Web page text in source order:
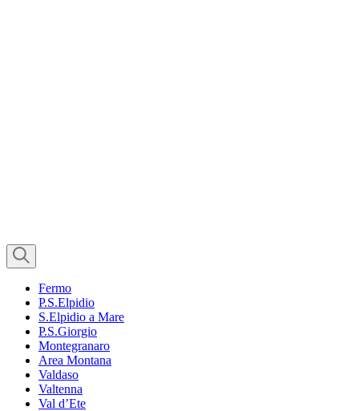
Fermo
P.S.Elpidio
S.Elpidio a Mare
P.S.Giorgio
Montegranaro
Area Montana
Valdaso
Valtenna
Val d’Ete